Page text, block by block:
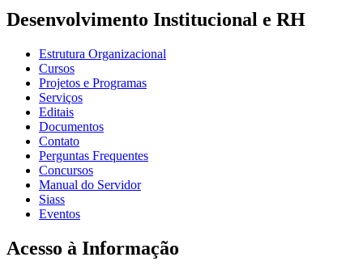
Desenvolvimento Institucional e RH
Estrutura Organizacional
Cursos
Projetos e Programas
Serviços
Editais
Documentos
Contato
Perguntas Frequentes
Concursos
Manual do Servidor
Siass
Eventos
Acesso à Informação